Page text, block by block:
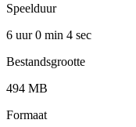
Speelduur
6 uur 0 min 4 sec
Bestandsgrootte
494 MB
Formaat